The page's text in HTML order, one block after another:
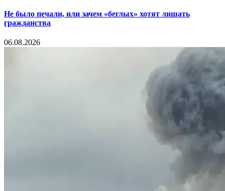
Не было печали, или зачем «беглых» хотят лишать
гражданства
06.08.2026